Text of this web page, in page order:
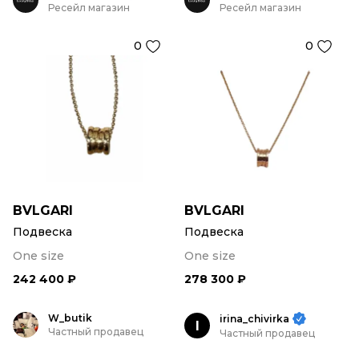
Ресейл магазин
0
BVLGARI
Подвеска
One size
242 400 ₽
Ресейл магазин
0
BVLGARI
Подвеска
One size
278 300 ₽
W_butik
Частный продавец
I
irina_chivirka
Частный продавец